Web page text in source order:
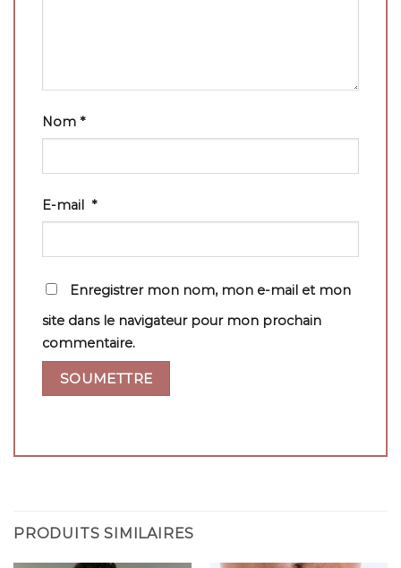
Nom *
E-mail *
Enregistrer mon nom, mon e-mail et mon
site dans le navigateur pour mon prochain
commentaire.
PRODUITS SIMILAIRES